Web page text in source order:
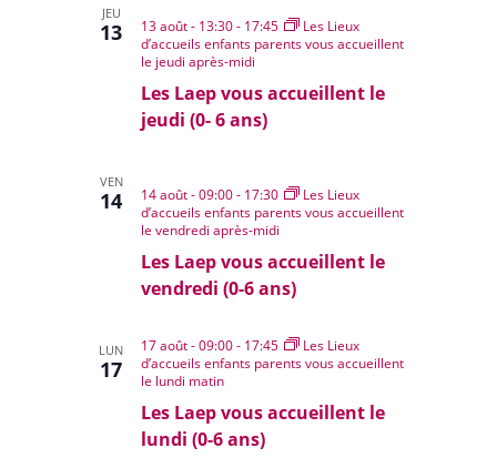
e
v
u
e
v
è
e
n
t
s
JEU
13
Les Laep vous accueillent le
jeudi (0- 6 ans)
13 août - 13:30- 17:45
Les Lieux
d’accueils enfants parents vous accueillent
le jeudi après-midi
VEN
14
Les Laep vous accueillent le
vendredi (0-6 ans)
14 août - 09:00- 17:30
Les Lieux
d’accueils enfants parents vous accueillent
le vendredi après-midi
LUN
17
Les Laep vous accueillent le
lundi (0-6 ans)
17 août - 09:00- 17:45
Les Lieux
d’accueils enfants parents vous accueillent
le lundi matin